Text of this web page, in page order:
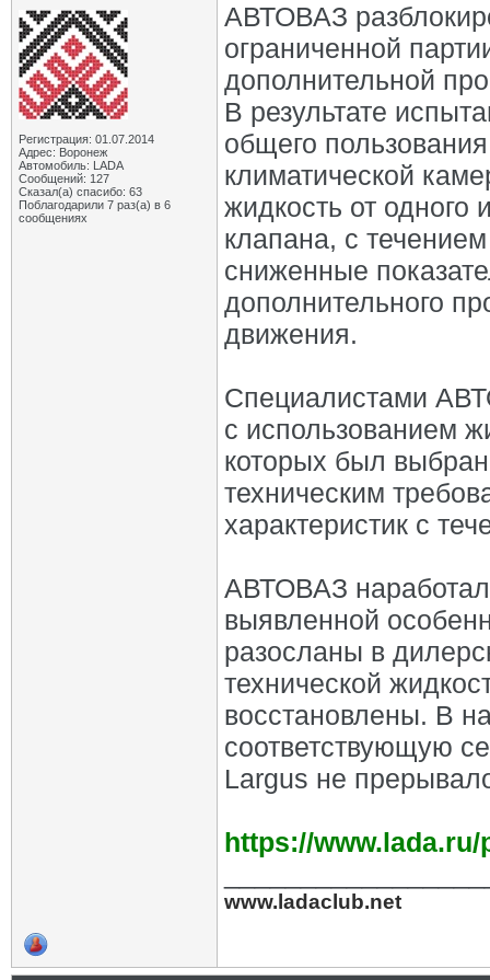
Регистрация: 01.07.2014
Адрес: Воронеж
Автомобиль: LADA
Сообщений: 127
Сказал(а) спасибо: 63
Поблагодарили 7 раз(а) в 6
сообщениях
АВТОВАЗ
ограниченной
дополнительной
В результате
общего
климатической
жидкость от одного
клапана, с
сниженные
дополнительного
движения.
Специалистами
с использованием
которых был
техническим
характеристик с
АВТОВАЗ наработал
выявленной
разосланы в
технической
восстановлены. В
соответствующую
Largus не
https://
www.ladaclub.net